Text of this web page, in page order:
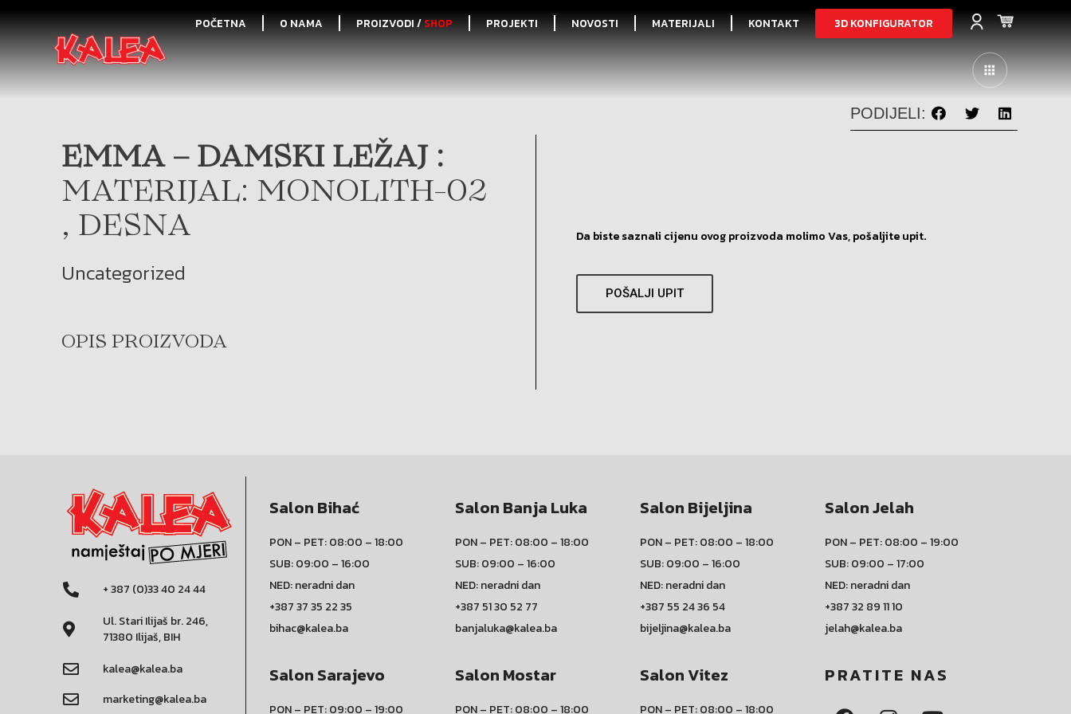
POČETNA O NAMA PROIZVODI /SHOP PROJEKTI NOVOSTI MATERIJALI KONTAKT 3D KONFIGURATOR
PODIJELI:
EMMA – DAMSKI LEŽAJ :
MATERIJAL: MONOLITH-02
, DESNA
Uncategorized
OPIS PROIZVODA
Da biste saznali cijenu ovog proizvoda molimo Vas, pošaljite upit.
POŠALJI UPIT
+ 387 (0)33 40 24 44
Ul. Stari Ilijaš br. 246,
71380 Ilijaš, BIH
kalea@kalea.ba
marketing@kalea.ba
Salon Bihać
PON – PET: 08:00 – 18:00
SUB: 09:00 – 16:00
NED: neradni dan
+387 37 35 22 35
bihac@kalea.ba
Salon Banja Luka
PON – PET: 08:00 – 18:00
SUB: 09:00 – 16:00
NED: neradni dan
+387 51 30 52 77
banjaluka@kalea.ba
Salon Bijeljina
PON – PET: 08:00 – 18:00
SUB: 09:00 – 16:00
NED: neradni dan
+387 55 24 36 54
bijeljina@kalea.ba
Salon Jelah
PON – PET: 08:00 – 19:00
SUB: 09:00 – 17:00
NED: neradni dan
+387 32 89 11 10
jelah@kalea.ba
Salon Sarajevo
PON – PET: 09:00 – 19:00
Salon Mostar
PON – PET: 08:00 – 18:00
Salon Vitez
PON – PET: 08:00 – 18:00
PRATITE NAS